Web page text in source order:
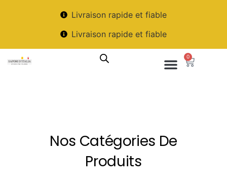
Livraison rapide et fiable
Livraison rapide et fiable
0
Nos Catégories De
Produits